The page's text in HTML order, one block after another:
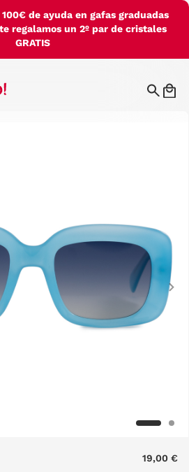
de ayuda en gafas graduadas
regalamos un 2º par de cristales
GRATIS
19,00 €